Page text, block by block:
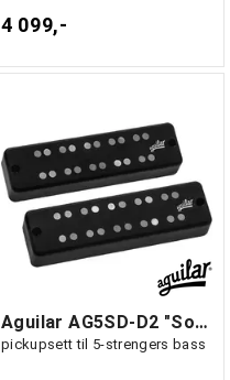
4 099,-
Aguilar AG5SD-D2 "Soapbar"
pickupsett til 5-strengers bass